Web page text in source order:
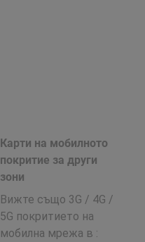
Карти на мобилното
покритие за други
зони
Вижте също 3G / 4G /
5G покритието на
мобилна мрежа в :